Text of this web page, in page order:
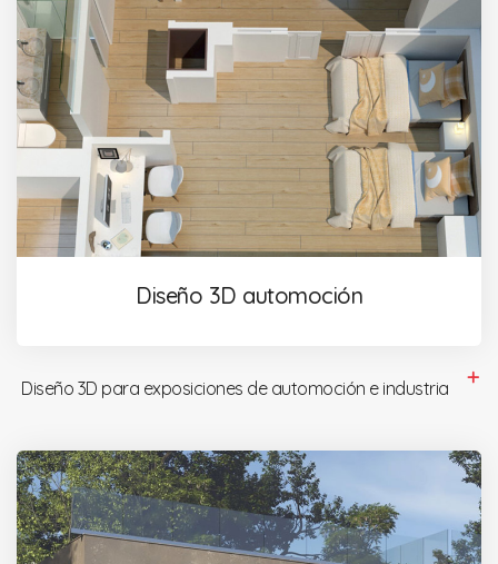
Diseño 3D automoción
Diseño 3D para exposiciones de automoción e industria